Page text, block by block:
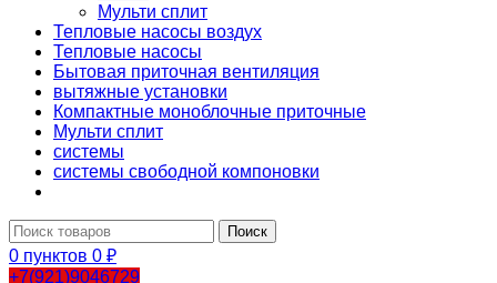
Мульти сплит
Тепловые насосы воздух
Тепловые насосы
Бытовая приточная вентиляция
вытяжные установки
Компактные моноблочные приточные
Мульти сплит
системы
системы свободной компоновки
Поиск
0 пунктов 0 ₽
+7(921)9046729